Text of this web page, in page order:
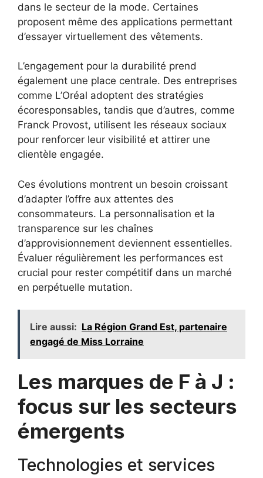
dans le secteur de la mode. Certaines
proposent même des applications permettant
d’essayer virtuellement des vêtements.
L’engagement pour la durabilité prend
également une place centrale. Des entreprises
comme L’Oréal adoptent des stratégies
écoresponsables, tandis que d’autres, comme
Franck Provost, utilisent les réseaux sociaux
pour renforcer leur visibilité et attirer une
clientèle engagée.
Ces évolutions montrent un besoin croissant
d’adapter l’offre aux attentes des
consommateurs. La personnalisation et la
transparence sur les chaînes
d’approvisionnement deviennent essentielles.
Évaluer régulièrement les performances est
crucial pour rester compétitif dans un marché
en perpétuelle mutation.
Lire aussi: La Région Grand Est, partenaire
engagé de Miss Lorraine
Les marques de F à J :
focus sur les secteurs
émergents
Technologies et services